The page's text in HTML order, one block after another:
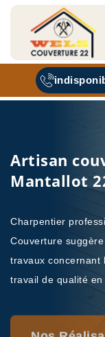
Artisan
Mantallot
Charpentier
Couverture
travaux concernant
travail de qualité
Nos